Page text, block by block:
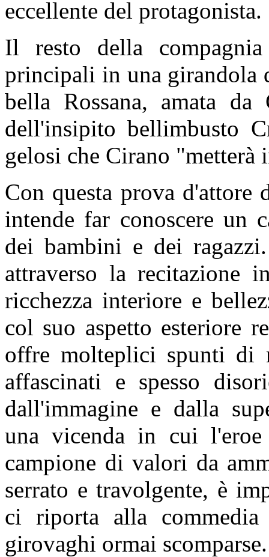
eccellente del protagonista.
Il resto della
principali in una girandola
bella Rossana, amata
dell'insipito bellimbusto
gelosi che Cirano "metterà
Con questa prova d'attore
intende far conoscere un
dei bambini e dei
attraverso la recitazione
ricchezza interiore e
col suo aspetto esteriore
offre molteplici spunti di
affascinati e spesso
dall'immagine e dalla
una vicenda in cui
campione di valori da
serrato e travolgente, è
ci riporta alla
girovaghi ormai